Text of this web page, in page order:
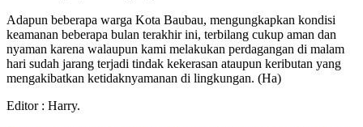
Adapun beberapa warga Kota Baubau, mengungkapkan kondisi
keamanan beberapa bulan terakhir ini, terbilang cukup aman dan
nyaman karena walaupun kami melakukan perdagangan di malam
hari sudah jarang terjadi tindak kekerasan ataupun keributan yang
mengakibatkan ketidaknyamanan di lingkungan. (Ha)
Editor : Harry.